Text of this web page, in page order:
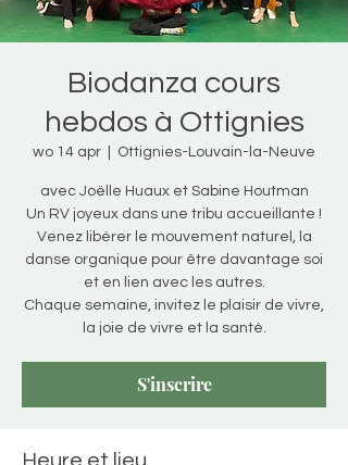
Biodanza cours
hebdos à Ottignies
wo 14 apr Ottignies-Louvain-la-Neuve
avec Joëlle Huaux et Sabine Houtman
Un RV joyeux dans une tribu accueillante !
Venez libérer le mouvement naturel, la
danse organique pour être davantage soi
et en lien avec les autres.
Chaque semaine, invitez le plaisir de vivre,
la joie de vivre et la santé.
S'inscrire
Heure et lieu